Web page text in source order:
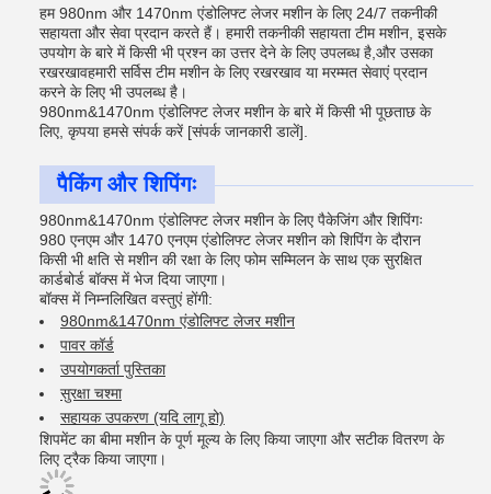
हम 980nm और 1470nm एंडोलिफ्ट लेजर मशीन के लिए 24/7 तकनीकी
सहायता और सेवा प्रदान करते हैं। हमारी तकनीकी सहायता टीम मशीन, इसके
उपयोग के बारे में किसी भी प्रश्न का उत्तर देने के लिए उपलब्ध है,और उसका
रखरखावहमारी सर्विस टीम मशीन के लिए रखरखाव या मरम्मत सेवाएं प्रदान
करने के लिए भी उपलब्ध है।
980nm&1470nm एंडोलिफ्ट लेजर मशीन के बारे में किसी भी पूछताछ के
लिए, कृपया हमसे संपर्क करें [संपर्क जानकारी डालें].
पैकिंग और शिपिंगः
980nm&1470nm एंडोलिफ्ट लेजर मशीन के लिए पैकेजिंग और शिपिंगः
980 एनएम और 1470 एनएम एंडोलिफ्ट लेजर मशीन को शिपिंग के दौरान
किसी भी क्षति से मशीन की रक्षा के लिए फोम सम्मिलन के साथ एक सुरक्षित
कार्डबोर्ड बॉक्स में भेज दिया जाएगा।
बॉक्स में निम्नलिखित वस्तुएं होंगी:
980nm&1470nm एंडोलिफ्ट लेजर मशीन
पावर कॉर्ड
उपयोगकर्ता पुस्तिका
सुरक्षा चश्मा
सहायक उपकरण (यदि लागू हो)
शिपमेंट का बीमा मशीन के पूर्ण मूल्य के लिए किया जाएगा और सटीक वितरण के
लिए ट्रैक किया जाएगा।